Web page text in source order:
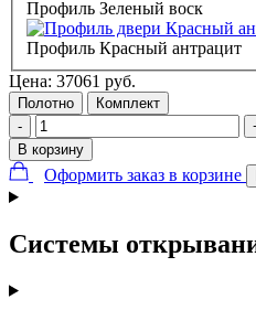
Профиль Зеленый воск
Профиль Красный антрацит
Цена: 37061 руб.
Полотно
Комплект
-
В корзину
Оформить заказ в корзине
Системы